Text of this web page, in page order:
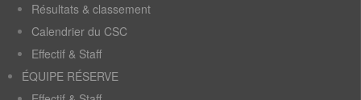
Résultats & classement
Calendrier du CSC
Effectif & Staff
ÉQUIPE RÉSERVE